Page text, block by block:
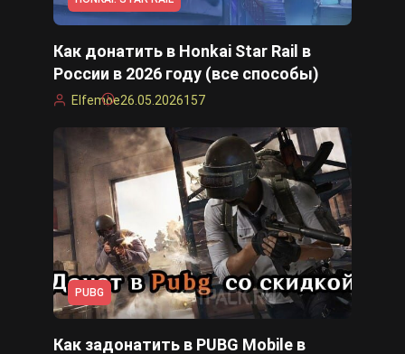
Как донатить в Honkai Star Rail в
России в 2026 году (все способы)
Elfemoe26.05.2026157
PUBG
Как задонатить в PUBG Mobile в